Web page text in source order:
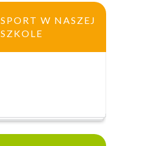
SPORT W NASZEJ
SZKOLE